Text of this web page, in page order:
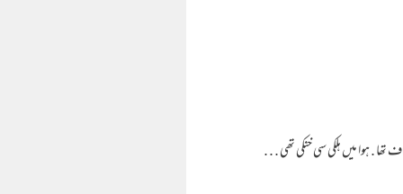
. ہوا میں ہلکی سی خنکی تھی . . .